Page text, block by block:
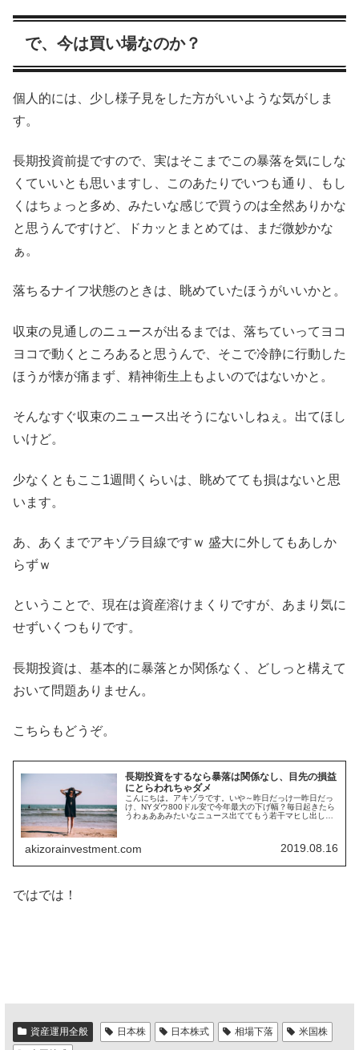
で、今は買い場なのか？
個人的には、少し様子見をした方がいいような気がしま
す。
長期投資前提ですので、実はそこまでこの暴落を気にしな
くていいとも思いますし、このあたりでいつも通り、もし
くはちょっと多め、みたいな感じで買うのは全然ありかな
と思うんですけど、ドカッとまとめては、まだ微妙かな
ぁ。
落ちるナイフ状態のときは、眺めていたほうがいいかと。
収束の見通しのニュースが出るまでは、落ちていってヨコ
ヨコで動くところあると思うんで、そこで冷静に行動した
ほうが懐が痛まず、精神衛生上もよいのではないかと。
そんなすぐ収束のニュース出そうにないしねぇ。出てほし
いけど。
少なくともここ1週間くらいは、眺めてても損はないと思
います。
あ、あくまでアキゾラ目線ですｗ 盛大に外してもあしか
らずｗ
ということで、現在は資産溶けまくりですが、あまり気に
せずいくつもりです。
長期投資は、基本的に暴落とか関係なく、どしっと構えて
おいて問題ありません。
こちらもどうぞ。
長期投資をするなら暴落は関係なし、目先の損益
にとらわれちゃダメ
こんにちは。アキゾラです。いや～昨日だっけ一昨日だっ
け、NYダウ800ドル安で今年最大の下げ幅？毎日起きたら
うわぁああみたいなニュース出ててもう若干マヒし出して
akizorainvestment.com 2019.08.16
ではでは！
資産運用全般 日本株 日本株式 相場下落
米国株